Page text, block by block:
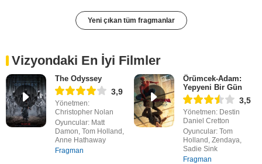
Yeni çıkan tüm fragmanlar
Vizyondaki En İyi Filmler
The Odyssey
3,9
Yönetmen:
Christopher Nolan
Oyuncular: Matt
Damon, Tom Holland,
Anne Hathaway
Fragman
Örümcek-Adam:
Yepyeni Bir Gün
3,5
Yönetmen: Destin
Daniel Cretton
Oyuncular: Tom
Holland, Zendaya,
Sadie Sink
Fragman